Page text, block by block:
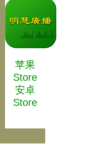
苹果
Store
安卓
Store